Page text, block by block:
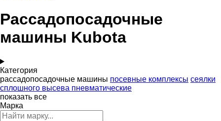
Рассадопосадочные
машины Kubota
Категория
рассадопосадочные машины посевные комплексы сеялки
сплошного высева пневматические
показать все
Марка